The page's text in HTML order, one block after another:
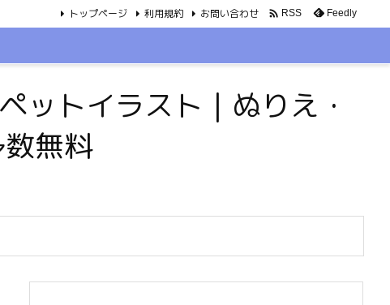
トップページ 利用規約 お問い合わせ  RSS Feedly
トイラスト｜ぬりえ・
無料